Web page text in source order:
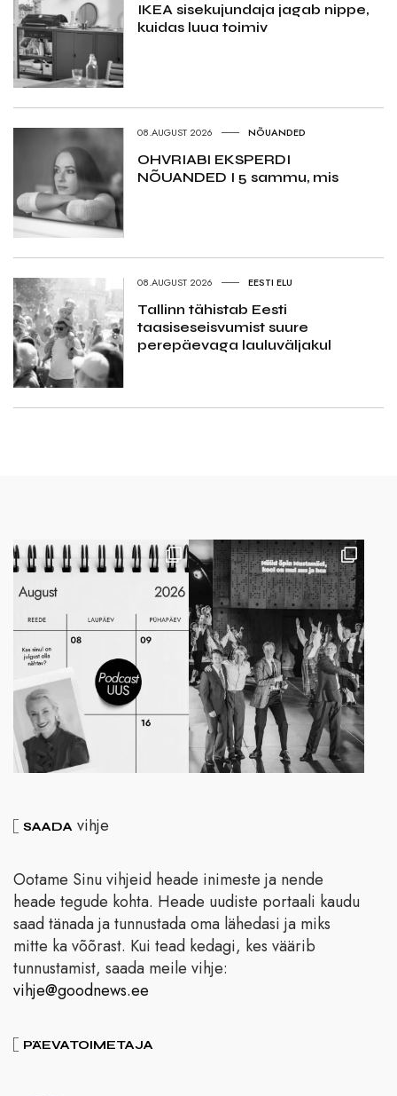
IKEA sisekujundaja jagab nippe,
kuidas luua toimiv
08.AUGUST 2026 NÕUANDED
OHVRIABI EKSPERDI
NÕUANDED I 5 sammu, mis
08.AUGUST 2026 EESTI ELU
Tallinn tähistab Eesti
taasiseseisvumist suure
perepäevaga lauluväljakul
SAADA vihje
Ootame Sinu vihjeid heade inimeste ja nende
heade tegude kohta. Heade uudiste portaali kaudu
saad tänada ja tunnustada oma lähedasi ja miks
mitte ka võõrast. Kui tead kedagi, kes väärib
tunnustamist, saada meile vihje:
vihje@goodnews.ee
PÄEVATOIMETAJA